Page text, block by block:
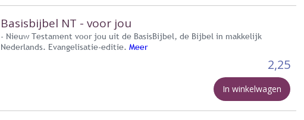
Basisbijbel NT - voor jou
- Nieuw Testament voor jou uit de BasisBijbel, de Bijbel in makkelijk
Nederlands. Evangelisatie-editie. Meer
2,25
In winkelwagen